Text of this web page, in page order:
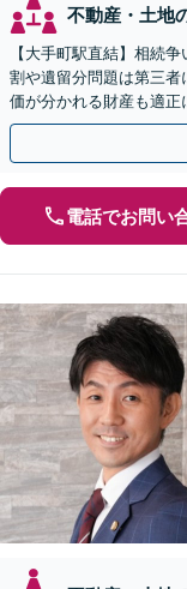
不動産・土地
【大手町駅直結】相続
割や遺留分問題は第三
価が分かれる財産も適正
サポートをご提供します
電話でお問い